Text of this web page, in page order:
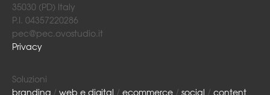
35030 (PD) Italy
P.I. 04357220286
pec@pec.ovostudio.it
Privacy
Soluzioni
branding / web e digital / ecommerce / social / content